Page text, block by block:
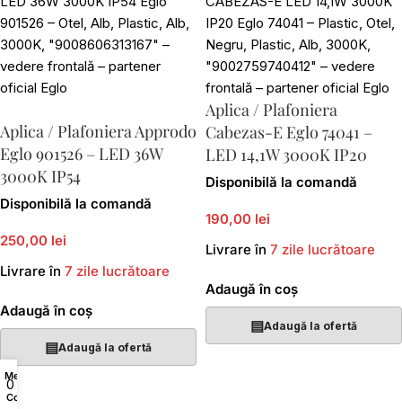
Aplica / Plafoniera Approdo
Eglo 901526 – LED 36W
3000K IP54
Disponibilă la comandă
250,00 lei
Livrare în 7 zile lucrătoare
Adaugă în coș
▤Adaugă la ofertă
Aplica / Plafoniera
Cabezas-E Eglo 74041 –
LED 14,1W 3000K IP20
Disponibilă la comandă
190,00 lei
Livrare în 7 zile lucrătoare
Adaugă în coș
▤Adaugă la ofertă
Menu
0
Coș